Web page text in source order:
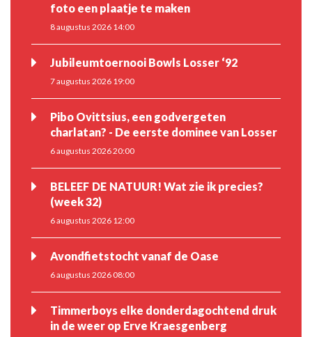
foto een plaatje te maken
8 augustus 2026 14:00
Jubileumtoernooi Bowls Losser ‘92
7 augustus 2026 19:00
Pibo Ovittsius, een godvergeten
charlatan? - De eerste dominee van Losser
6 augustus 2026 20:00
BELEEF DE NATUUR! Wat zie ik precies?
(week 32)
6 augustus 2026 12:00
Avondfietstocht vanaf de Oase
6 augustus 2026 08:00
Timmerboys elke donderdagochtend druk
in de weer op Erve Kraesgenberg